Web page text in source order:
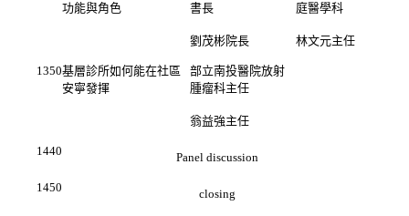
功能與角色
書長
劉茂彬院長
庭醫學科
林文元主任
1350基層診所如何能在社區
安寧發揮
部立南投醫院放射
腫瘤科主任
翁益強主任
1440 Panel discussion
1450 closing